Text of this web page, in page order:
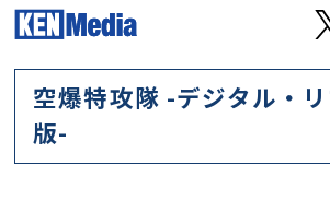
空爆特攻隊 -デジタル・
版-